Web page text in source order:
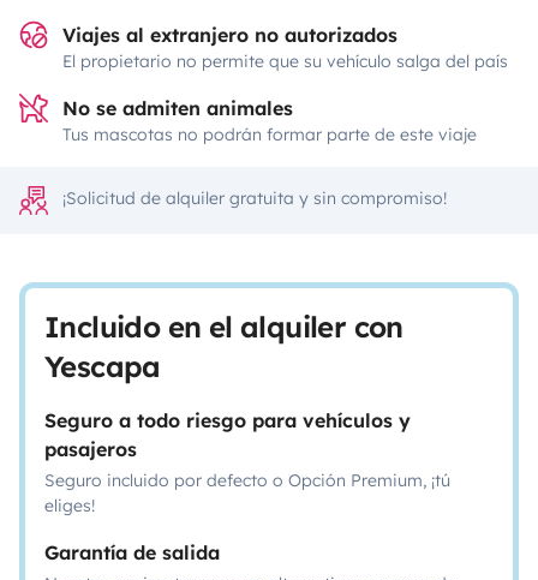
Viajes al extranjero no autorizados
El propietario no permite que su vehículo salga del país
No se admiten animales
Tus mascotas no podrán formar parte de este viaje
¡Solicitud de alquiler gratuita y sin compromiso!
Incluido en el alquiler con
Yescapa
Seguro a todo riesgo para vehículos y
pasajeros
Seguro incluido por defecto o Opción Premium, ¡tú
eliges!
Garantía de salida